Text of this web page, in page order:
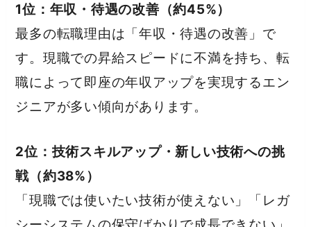
1位：年収・待遇の改善（約45%）
最多の転職理由は「年収・待遇の改善」で
す。現職での昇給スピードに不満を持ち、転
職によって即座の年収アップを実現するエン
ジニアが多い傾向があります。
2位：技術スキルアップ・新しい技術への挑
戦（約38%）
「現職では使いたい技術が使えない」「レガ